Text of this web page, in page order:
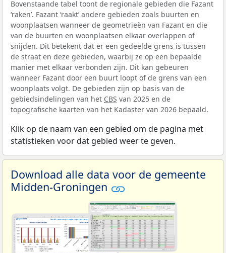
Bovenstaande tabel toont de regionale gebieden die Fazant
‘raken’. Fazant ‘raakt’ andere gebieden zoals buurten en
woonplaatsen wanneer de geometrieën van Fazant en die
van de buurten en woonplaatsen elkaar overlappen of
snijden. Dit betekent dat er een gedeelde grens is tussen
de straat en deze gebieden, waarbij ze op een bepaalde
manier met elkaar verbonden zijn. Dit kan gebeuren
wanneer Fazant door een buurt loopt of de grens van een
woonplaats volgt. De gebieden zijn op basis van de
gebiedsindelingen van het CBS van 2025 en de
topografische kaarten van het Kadaster van 2026 bepaald.
Klik op de naam van een gebied om de pagina met
statistieken voor dat gebied weer te geven.
Download alle data voor de gemeente
Midden-Groningen